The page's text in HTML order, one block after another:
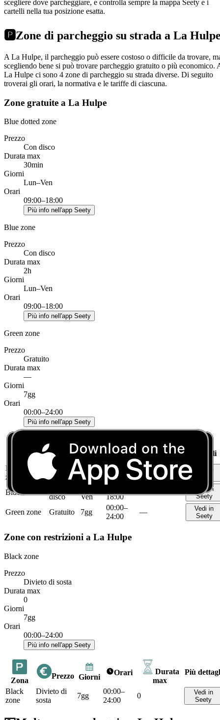
scegliere dove parcheggiare, e controlla sempre la mappa Seety e i
cartelli nella tua posizione esatta.
🅿️Zone di parcheggio su strada a La
A La Hulpe, il parcheggio può essere costoso o difficile da trovare,
scegliendo bene si può trovare parcheggio gratuito o più economico.
La Hulpe ci sono 4 zone di parcheggio su strada diverse. Di seguito
troverai gli orari, la normativa e le tariffe di ciascuna.
Zone gratuite a La Hulpe
Blue dotted zone
Prezzo
Con disco
Durata max
30min
Giorni
Lun–Ven
Orari
09:00–18:00
Più info nell'app Seety
Blue zone
Prezzo
Con disco
Durata max
2h
Giorni
Lun–Ven
Orari
09:00–18:00
Più info nell'app Seety
Green zone
Prezzo
Gratuito
Durata max
—
Giorni
7gg
Orari
00:00–24:00
Più info nell'app Seety
Zona
Prezzo Giorni
Orari
Durata
dettagli
Blue dotted
zone
Con
disco
Lun–
Ven
09:00–
18:00
30min
Blue zone
disco
Ven
18:00
2h
Vedi in
Seety
Green zone Gratuito 7gg
00:00–
24:00
—
Vedi in
Seety
Zone con restrizioni a La Hulpe
Black zone
Prezzo
Divieto di sosta
Durata max
0
Giorni
7gg
Orari
00:00–24:00
Più info nell'app Seety
Zona
Prezzo Giorni
Orari
Durata
max
Più
Black
zone
Divieto di
sosta
7gg
00:00–
24:00
0
Vedi in
Seety